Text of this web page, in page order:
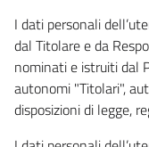
I dati personali
dal Titolare e da
nominati e istruiti dal
autonomi "Titolari",
disposizioni di legge,